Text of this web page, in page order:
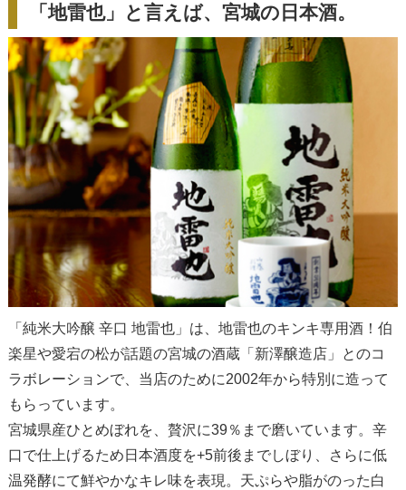
「地雷也」と言えば、宮城の日本酒。
「純米大吟醸 辛口 地雷也」は、地雷也のキンキ専用酒！伯
楽星や愛宕の松が話題の宮城の酒蔵「新澤醸造店」とのコ
ラボレーションで、当店のために2002年から特別に造って
もらっています。
宮城県産ひとめぼれを、贅沢に39％まで磨いています。辛
口で仕上げるため日本酒度を+5前後までしぼり、さらに低
温発酵にて鮮やかなキレ味を表現。天ぷらや脂がのった白